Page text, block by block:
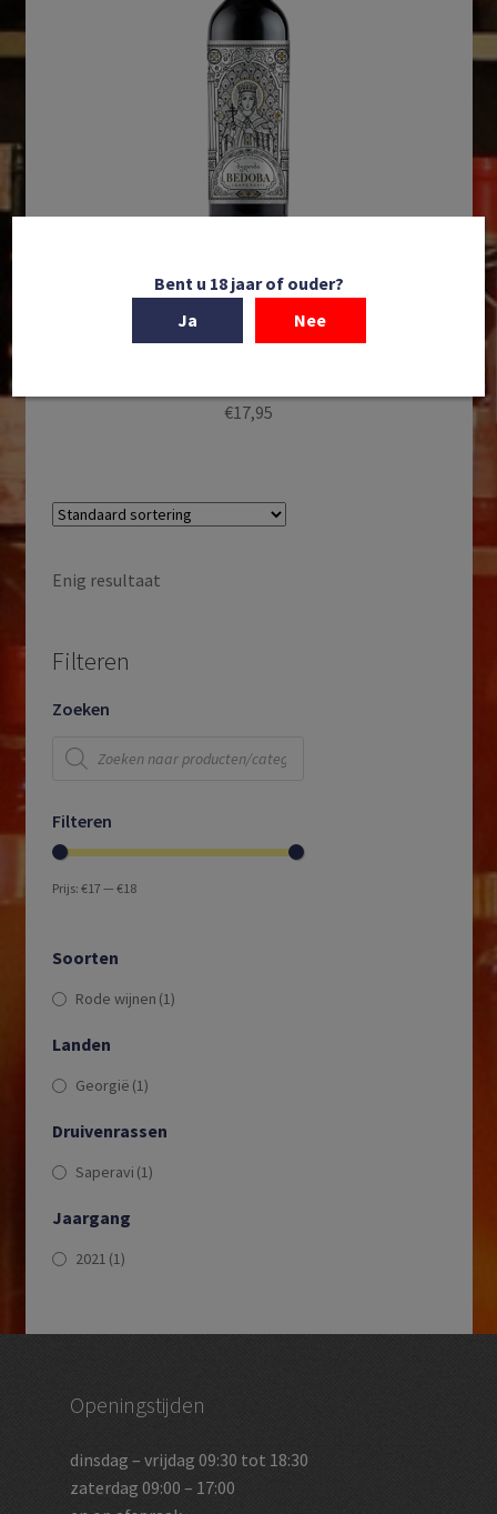
€17,95
Enig resultaat
Filteren
Zoeken
zoeken
Filteren
Prijs: €17 — €18
Soorten
Rode wijnen (1)
Landen
Georgië (1)
Druivenrassen
Saperavi (1)
Jaargang
2021 (1)
Openingstijden
dinsdag – vrijdag 09:30 tot 18:30
zaterdag 09:00 – 17:00
Bent u 18 jaar of ouder?
Ja
Nee